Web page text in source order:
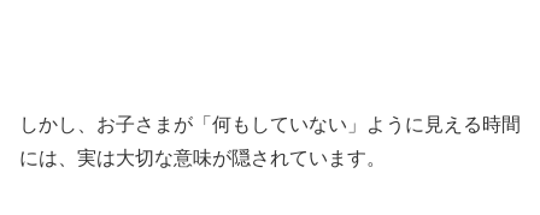
しかし、お子さまが「何もしていない」ように見える時間
には、実は大切な意味が隠されています。